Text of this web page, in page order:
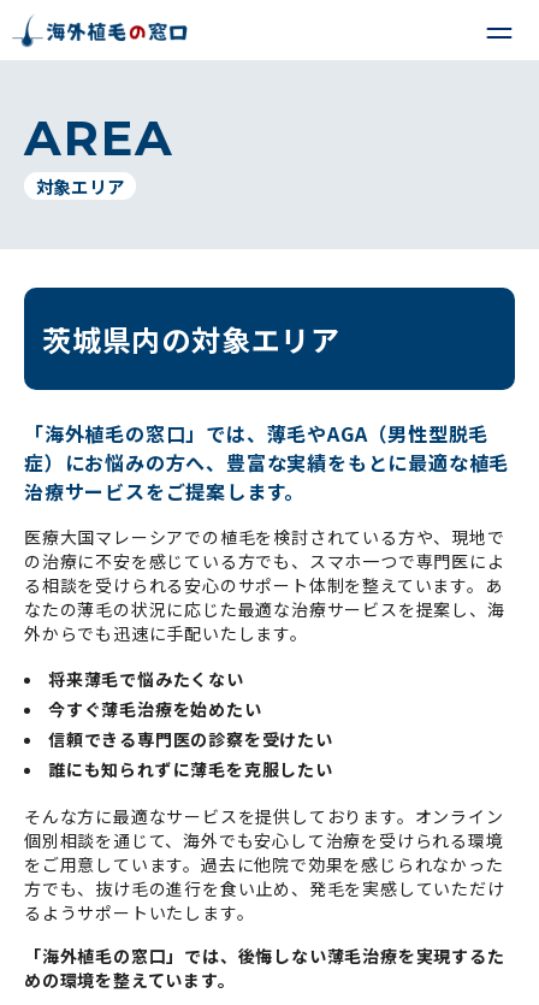
AREA
対象エリア
茨城県内の対象エリア
「海外植毛の窓口」では、薄毛やAGA（男性型脱毛
症）にお悩みの方へ、豊富な実績をもとに最適な植毛
治療サービスをご提案します。
医療大国マレーシアでの植毛を検討されている方や、現地で
の治療に不安を感じている方でも、スマホ一つで専門医によ
る相談を受けられる安心のサポート体制を整えています。あ
なたの薄毛の状況に応じた最適な治療サービスを提案し、海
外からでも迅速に手配いたします。
将来薄毛で悩みたくない
今すぐ薄毛治療を始めたい
信頼できる専門医の診察を受けたい
誰にも知られずに薄毛を克服したい
そんな方に最適なサービスを提供しております。オンライン
個別相談を通じて、海外でも安心して治療を受けられる環境
をご用意しています。過去に他院で効果を感じられなかった
方でも、抜け毛の進行を食い止め、発毛を実感していただけ
るようサポートいたします。
「海外植毛の窓口」では、後悔しない薄毛治療を実現するた
めの環境を整えています。